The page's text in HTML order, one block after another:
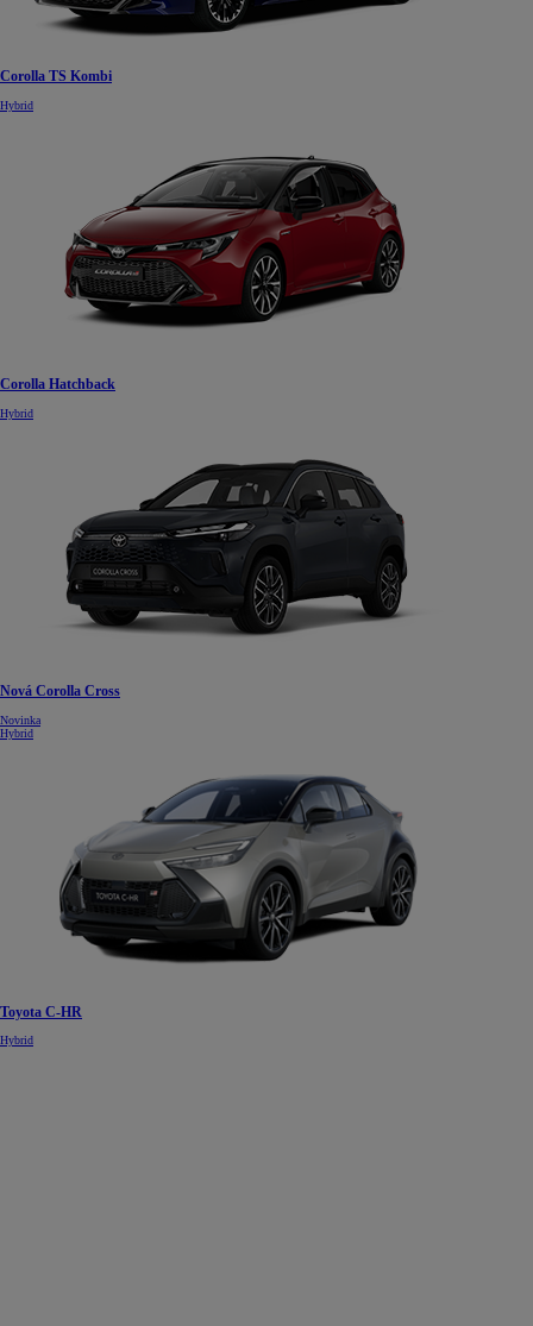
Corolla TS Kombi
Hybrid
Corolla Hatchback
Hybrid
Nová Corolla Cross
Novinka
Hybrid
Toyota C-HR
Hybrid